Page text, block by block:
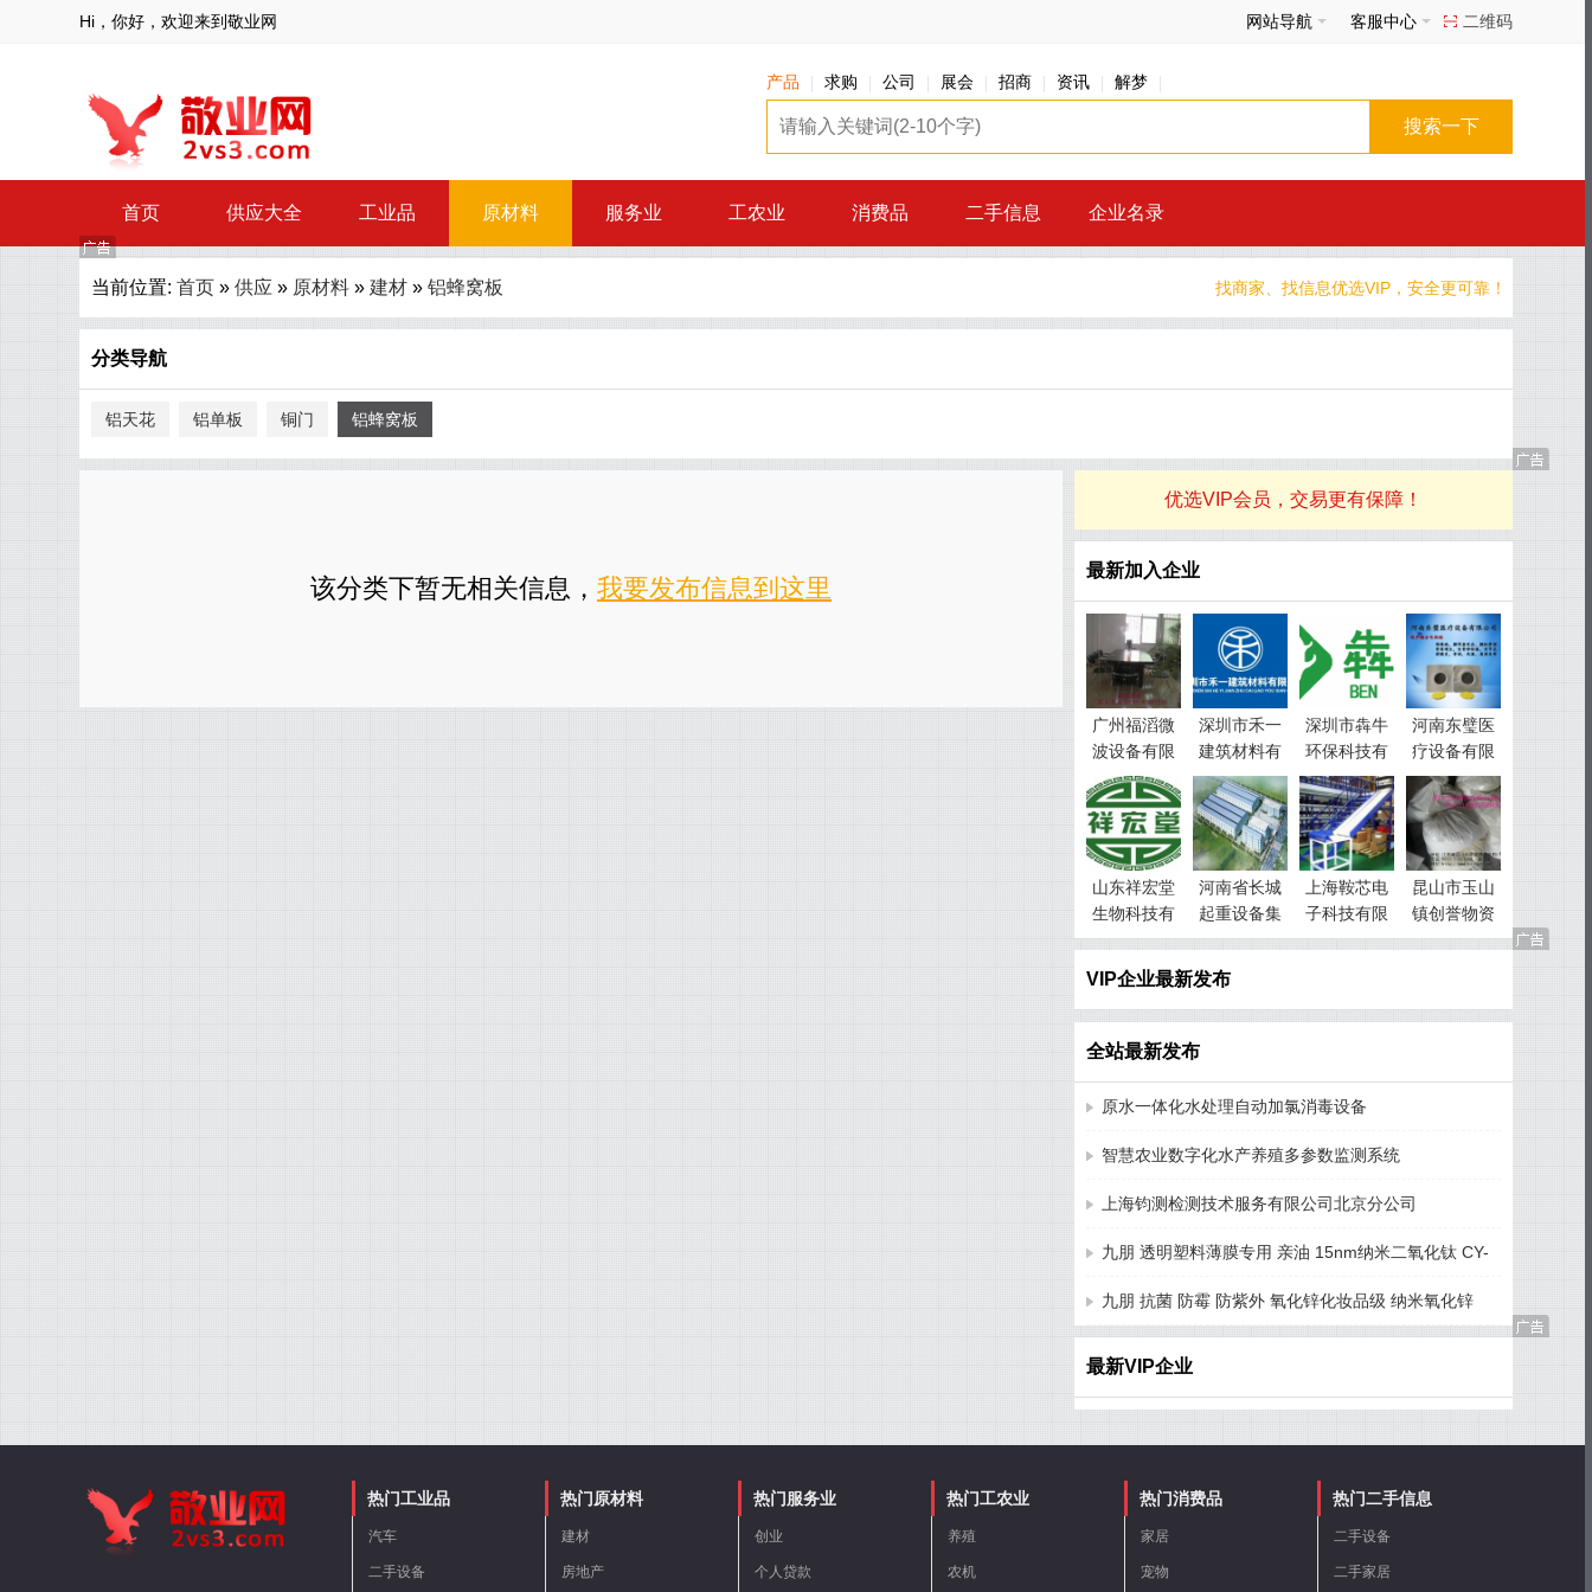
Hi，你好，欢迎来到敬业网 二维码
客服中心
网站导航
产品 求购 公司 展会 招商 资讯 解梦
首页 供应大全 工业品 原材料 服务业 工农业 消费品 二手信息 企业名录
当前位置: 首页 » 供应 » 原材料 » 建材 » 铝蜂窝板 找商家、找信息优选VIP，安全更可靠！
分类导航
铝天花 铝单板 铜门 铝蜂窝板
该分类下暂无相关信息， 我要发布信息到这里
优选VIP会员，交易更有保障！
最新加入企业
广州福滔微
波设备有限
公司
深圳市禾一
建筑材料有
限公司
深圳市犇牛
环保科技有
限公司
河南东璧医
疗设备有限
公司
山东祥宏堂
生物科技有
限公司
河南省长城
起重设备集
团有限公司
上海鞍芯电
子科技有限
公司
昆山市玉山
镇创誉物资
回收经营部
VIP企业最新发布
全站最新发布
原水一体化水处理自动加氯消毒设备
智慧农业数字化水产养殖多参数监测系统
上海钧测检测技术服务有限公司北京分公司
九朋 透明塑料薄膜专用 亲油 15nm纳米二氧化钛 CY-
T15ST
九朋 抗菌 防霉 防紫外 氧化锌化妆品级 纳米氧化锌
最新VIP企业
热门工业品
汽车
二手设备
热门原材料
建材
房地产
热门服务业
创业
个人贷款
热门工农业
养殖
农机
热门消费品
家居
宠物
热门二手信息
二手设备
二手家居